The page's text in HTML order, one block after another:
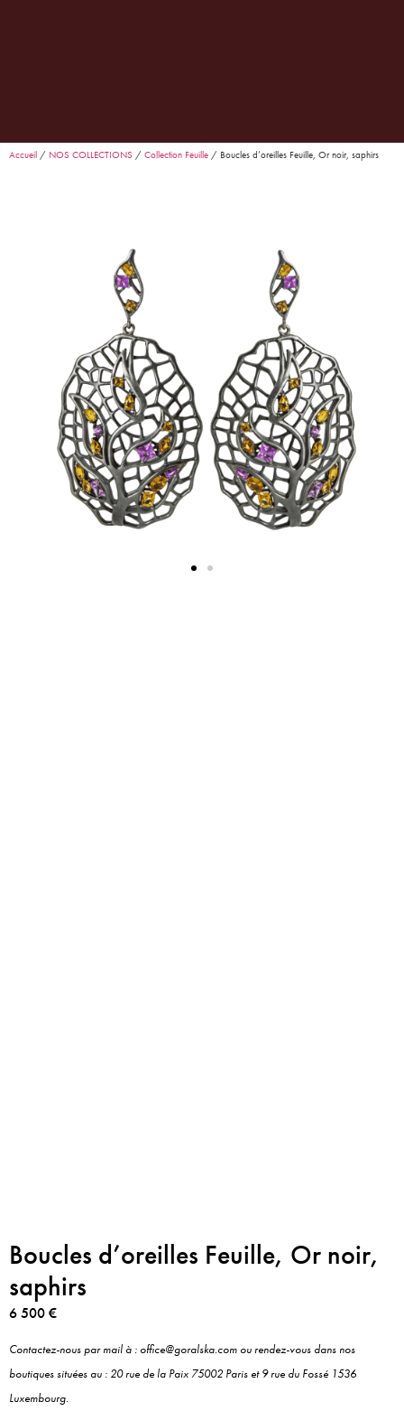
Accueil / NOS COLLECTIONS / Collection Feuille / Boucles d’oreilles Feuille, Or noir, saphirs
Boucles d’oreilles Feuille, Or noir,
saphirs
6 500€
Contactez-nous par mail à : office@goralska.com ou rendez-vous dans nos
boutiques situées au : 20 rue de la Paix 75002 Paris et 9 rue du Fossé 1536
Luxembourg.